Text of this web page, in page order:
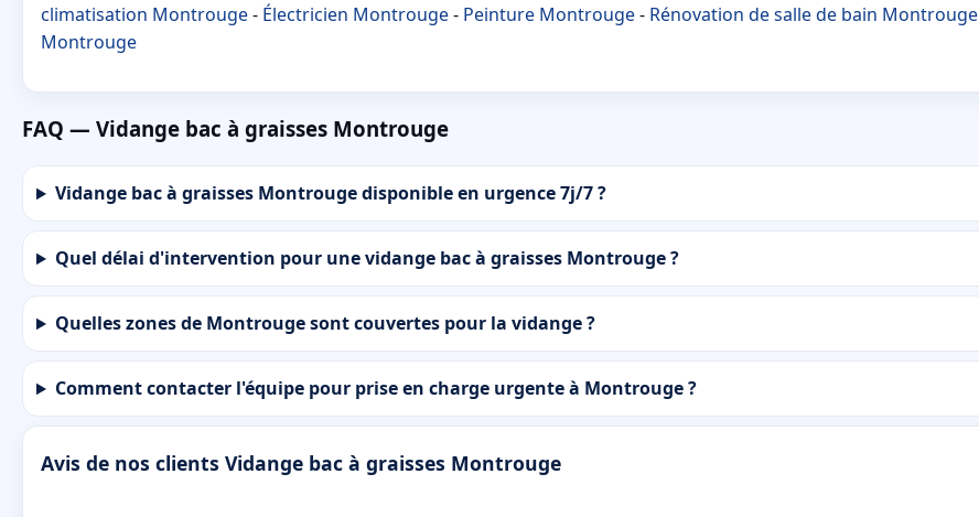
climatisation Montrouge- Électricien Montrouge- Peinture Montrouge- Rénovation de salle de bain Montrouge
Montrouge
FAQ — Vidange bac à graisses Montrouge
Vidange bac à graisses Montrouge disponible en urgence 7j/7 ?
Quel délai d'intervention pour une vidange bac à graisses Montrouge ?
Quelles zones de Montrouge sont couvertes pour la vidange ?
Comment contacter l'équipe pour prise en charge urgente à Montrouge ?
Avis de nos clients Vidange bac à graisses Montrouge